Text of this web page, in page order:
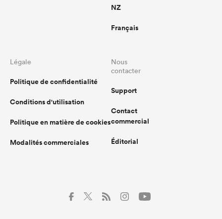
NZ
Français
Légale
Politique de confidentialité
Conditions d'utilisation
Politique en matière de cookies
Modalités commerciales
Nous
contacter
Support
Contact
commercial
Éditorial